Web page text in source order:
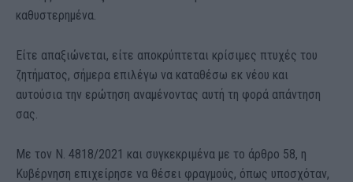
καθυστερημένα.
Είτε απαξιώνεται, είτε αποκρύπτεται κρίσιμες πτυχές του
ζητήματος, σήμερα επιλέγω να καταθέσω εκ νέου και
αυτούσια την ερώτηση αναμένοντας αυτή τη φορά απάντηση
σας.
Με τον Ν. 4818/2021 και συγκεκριμένα με το άρθρο 58, η
Κυβέρνηση επιχείρησε να θέσει φραγμούς, όπως υποσχόταν,